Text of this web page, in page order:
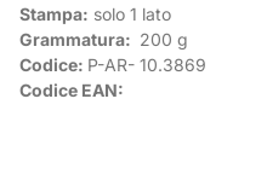
Stampa: solo 1 lato
Grammatura: 200 g
Codice: P-AR- 10.3869
Codice EAN: